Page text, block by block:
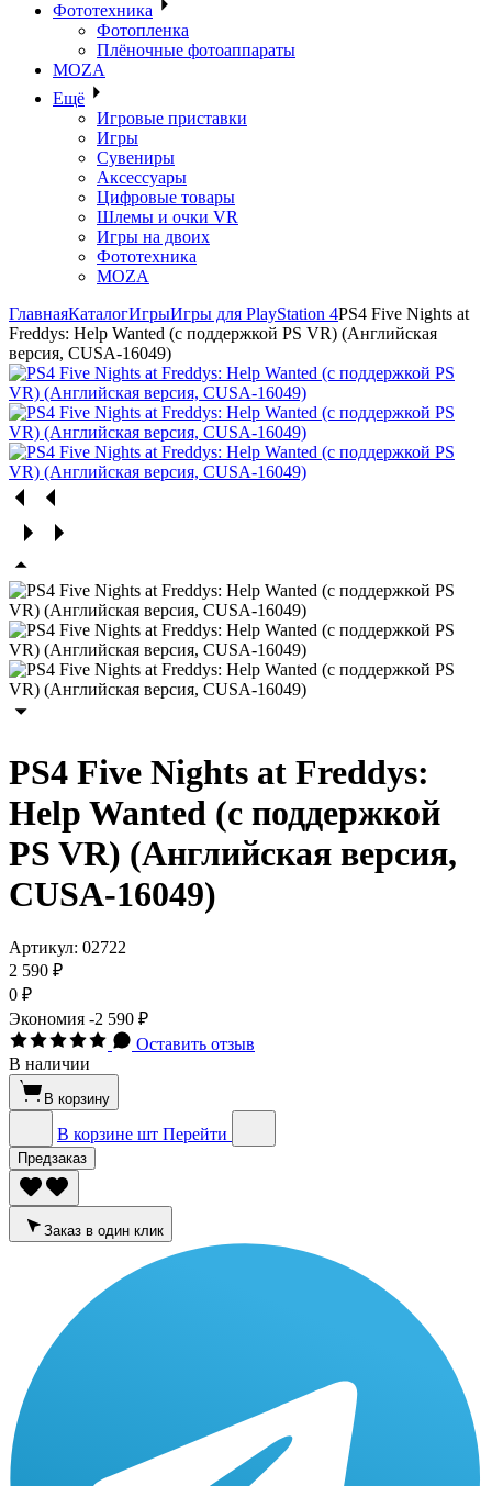
Фототехника
Фотопленка
Плёночные фотоаппараты
MOZA
Ещё
Игровые приставки
Игры
Сувениры
Аксессуары
Цифровые товары
Шлемы и очки VR
Игры на двоих
Фототехника
MOZA
ГлавнаяКаталогИгрыИгры для PlayStation 4PS4 Five Nights at
Freddys: Help Wanted (с поддержкой PS VR) (Английская
версия, CUSA-16049)
PS4 Five Nights at Freddys:
Help Wanted (с поддержкой
PS VR) (Английская версия,
CUSA-16049)
Артикул: 02722
2 590 ₽
0 ₽
Экономия -2 590 ₽
Оставить отзыв
В наличии
В корзину
В корзине шт Перейти
Предзаказ
Заказ в один клик